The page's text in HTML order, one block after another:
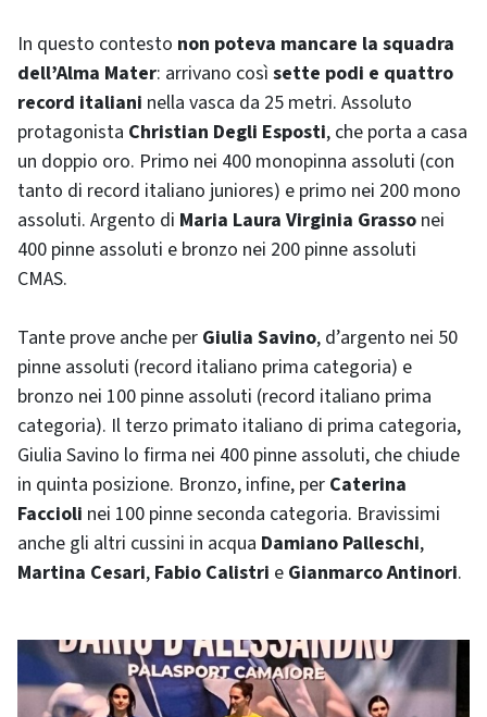
In questo contesto non poteva mancare la squadra
dell’Alma Mater: arrivano così sette podi e quattro
record italiani nella vasca da 25 metri. Assoluto
protagonista Christian Degli Esposti, che porta a casa
un doppio oro. Primo nei 400 monopinna assoluti (con
tanto di record italiano juniores) e primo nei 200 mono
assoluti. Argento di Maria Laura Virginia Grasso nei
400 pinne assoluti e bronzo nei 200 pinne assoluti
CMAS.
Tante prove anche per Giulia Savino, d’argento nei 50
pinne assoluti (record italiano prima categoria) e
bronzo nei 100 pinne assoluti (record italiano prima
categoria). Il terzo primato italiano di prima categoria,
Giulia Savino lo firma nei 400 pinne assoluti, che chiude
in quinta posizione. Bronzo, infine, per Caterina
Faccioli nei 100 pinne seconda categoria. Bravissimi
anche gli altri cussini in acqua Damiano Palleschi,
Martina Cesari, Fabio Calistri e Gianmarco Antinori.